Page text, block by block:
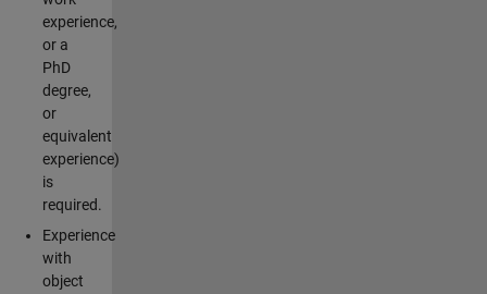
experience,
or a
PhD
degree,
or
equivalent
experience)
is
required.
Experience
with
object